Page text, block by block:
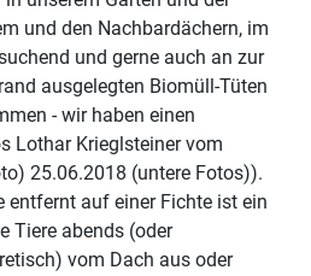
und den Nachbardächern, im
und gerne auch an zur
ausgelegten Biomüll-Tüten
- wir haben einen
Lothar Krieglsteiner vom
25.06.2018 (untere Fotos)).
entfernt auf einer Fichte ist ein
Tiere abends (oder
vom Dach aus oder